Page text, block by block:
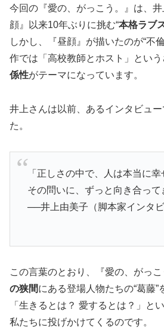
今回の『愛の、がっこう。』は、
顔』以来10年ぶりに挑む“本格ラブ
しかし、『昼顔』が描いたのが“不
作では「高校教師とホスト」という
係性がテーマになっています。
井上さんは以前、あるインタビュ
た。
「正しさの中で、人は本当に幸
その問いに、ずっと向き合って
──井上由美子（脚本家インタビ
この言葉のとおり、『愛の、がっこ
の狭間にある登場人物たちの“葛藤”
「生きるとは？ 愛するとは？」と
私たちに投げかけてくるのです。